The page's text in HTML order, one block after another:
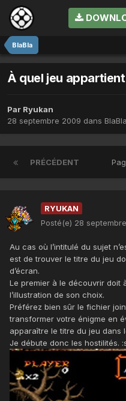
BlaBla
À quel jeu
Par Ryukan
28 septembre 2009 dans BlaBla
PRÉCÉDENT
RYUKAN
Posté(e) 28
Au cas où l’intitulé du sujet
est de trouver le titre du jeu
d’écran.
Le premier à le découvrir doit
l’illustration de son choix.
Préférez bien sûr le fichier
transformer votre énigme en
apparaître le titre du jeu dans
Je débute donc les hostilités.